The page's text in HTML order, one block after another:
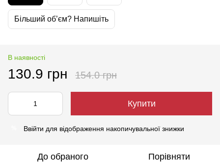
Більший об’єм? Напишіть
В наявності
130.9 грн 154.0 грн
Купити
Ввійти для відображення накопичувальної знижки
До обраного Порівняти